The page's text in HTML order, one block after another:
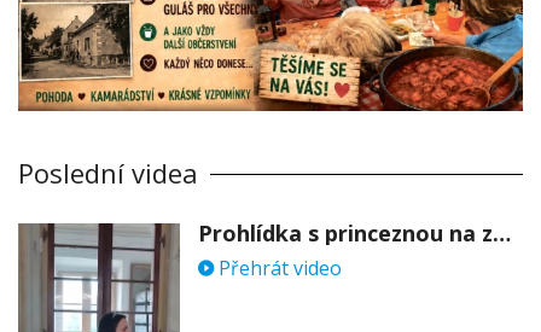
Poslední videa
Prohlídka s princeznou na zámku Stekník
Přehrát video